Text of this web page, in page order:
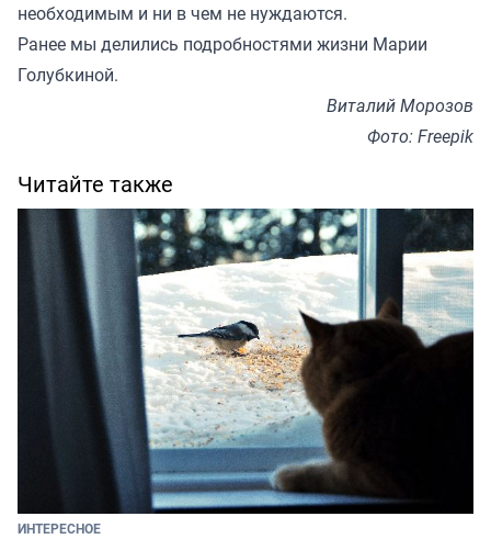
необходимым и ни в чем не нуждаются.
Ранее мы делились подробностями жизни Марии
Голубкиной.
Виталий Морозов
Фото: Freepik
Читайте также
ИНТЕРЕСНОЕ